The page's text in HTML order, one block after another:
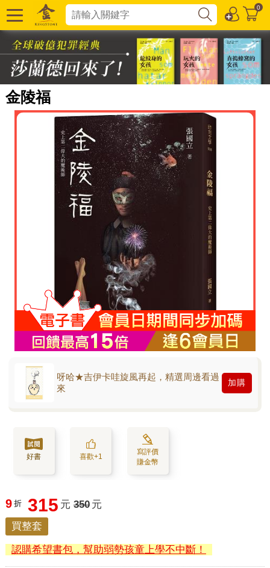
0
金陵福
呀哈★吉伊卡哇旋風再起，精選周邊看過
來
加購
好書 喜歡+1
寫評價
賺金幣
9 折 315 元 350 元
買整套
認購希望書包，幫助弱勢孩童上學不中斷！